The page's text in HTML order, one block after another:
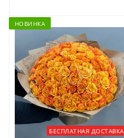
НОВИНКА
БЕСПЛАТНАЯ ДОСТАВКА